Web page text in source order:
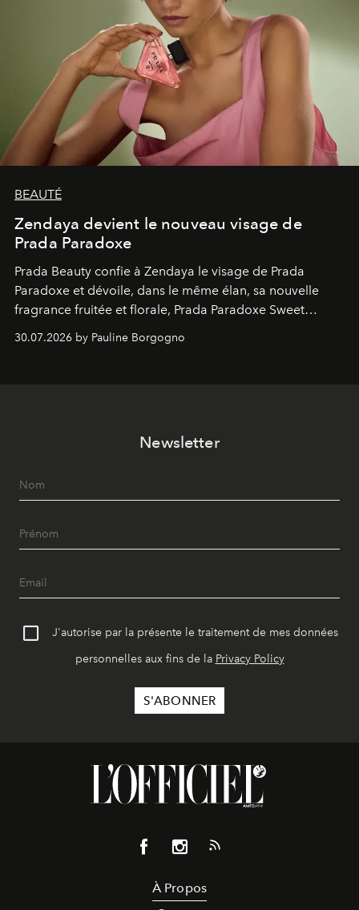
BEAUTÉ
Zendaya devient le nouveau visage de
Prada Paradoxe
Prada Beauty confie à Zendaya le visage de Prada
Paradoxe et dévoile, dans le même élan, sa nouvelle
fragrance fruitée et florale, Prada Paradoxe Sweet
Chemistry Eau de Parfum.
30.07.2026 by Pauline Borgogno
Newsletter
J'autorise par la présente le traitement de mes données
personnelles aux fins de la Privacy Policy
À Propos